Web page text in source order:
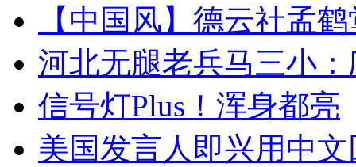
【中国风】德云社孟
河北无腿老兵马三小
信号灯Plus！浑身都亮
美国发言人即兴用中